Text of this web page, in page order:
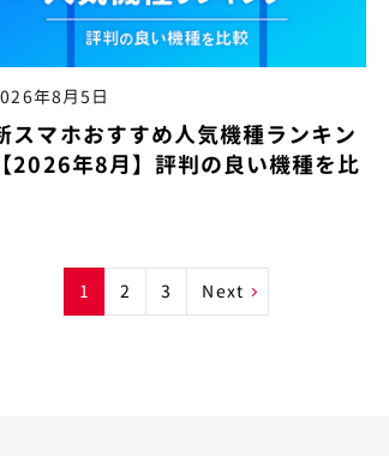
年8月5日
スマホおすすめ人気機種ランキン
2026年8月】評判の良い機種を比
1 2 3 Next